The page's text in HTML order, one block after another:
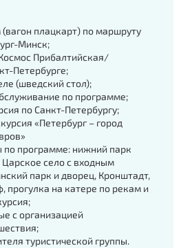
плацкарт) по маршруту
Минск;
Прибалтийская/
Петербурге;
(шведский стол);
по программе;
по Санкт-Петербургу;
«Петербург – город
по программе: нижний парк
село с входным
парк и дворец, Кронштадт,
прогулка на катере по рекам и
с организацией
туристической группы.